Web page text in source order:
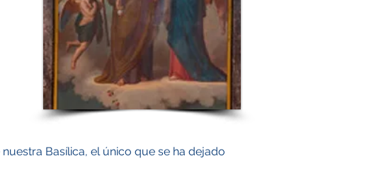
Basílica, el único que se ha dejado